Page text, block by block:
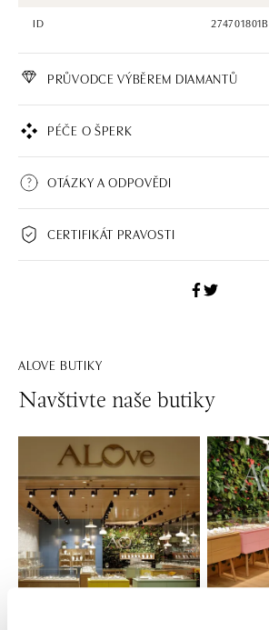
ID
274701801B
PRŮVODCE VÝBĚREM DIAMANTŮ
PÉČE O ŠPERK
OTÁZKY A ODPOVĚDI
CERTIFIKÁT PRAVOSTI
ALOVE BUTIKY
Navštivte naše butiky